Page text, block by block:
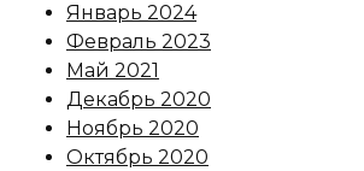
Январь 2024
Февраль 2023
Май 2021
Декабрь 2020
Ноябрь 2020
Октябрь 2020